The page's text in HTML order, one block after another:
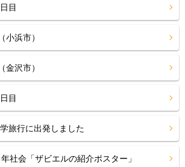
目
浜市）
沢市）
目
旅行に出発しました
年社会「ザビエルの紹介ポスター」